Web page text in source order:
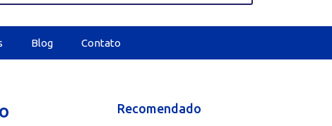
Blog Contato
Recomendado